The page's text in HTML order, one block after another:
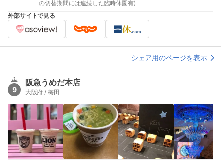
の切替期間には連続した臨時休園有)
外部サイトで見る
シェア用のページを表示
9
阪急うめだ本店
大阪府 / 梅田